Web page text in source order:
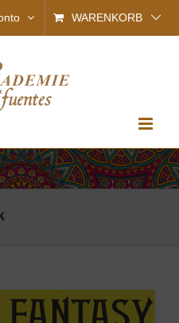
WARENKORB